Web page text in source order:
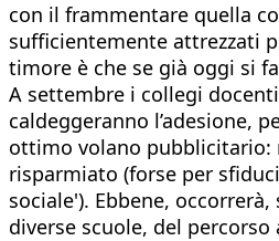
con il frammentare quella
sufficientemente attrezzati
timore è che se già oggi si
A settembre i collegi
caldeggeranno l’adesione,
ottimo volano pubblicitario:
risparmiato (forse per
sociale'). Ebbene,
diverse scuole, del percorso